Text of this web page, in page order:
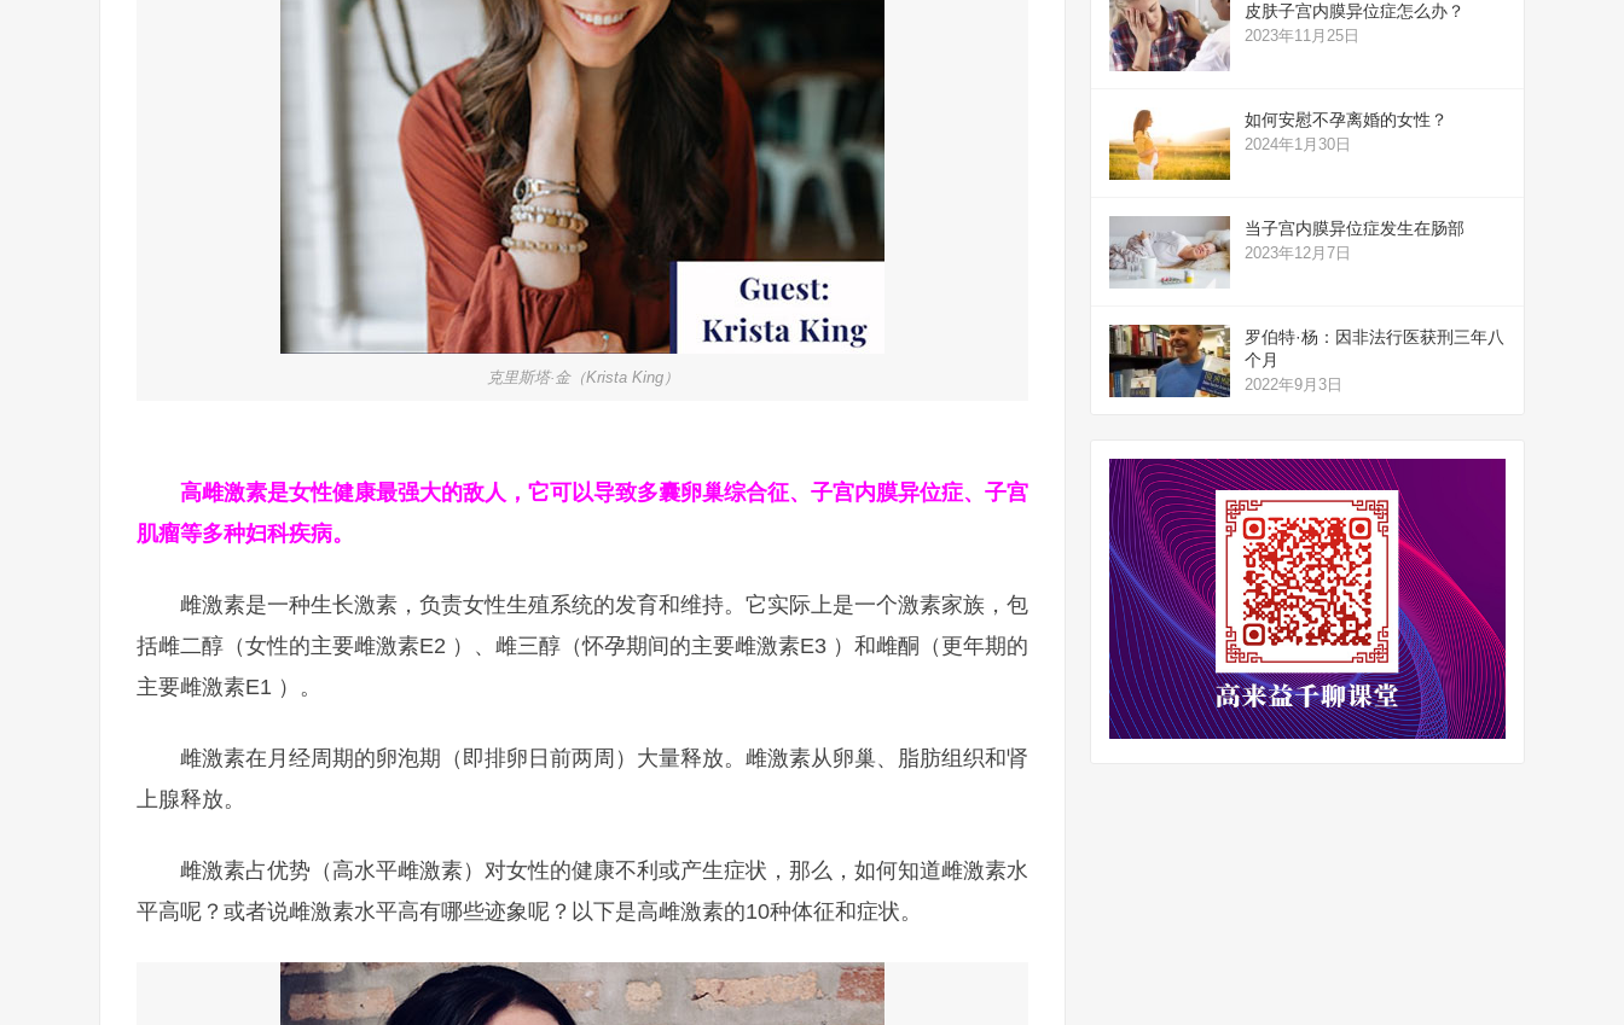
克里斯塔·金（Krista King）
高雌激素是女性健康最强大的敌人，它可以导致多囊卵巢综合征、子宫内膜异位症、子宫
肌瘤等多种妇科疾病。
雌激素是一种生长激素，负责女性生殖系统的发育和维持。它实际上是一个激素家族，包
括雌二醇（女性的主要雌激素E2 ）、雌三醇（怀孕期间的主要雌激素E3 ）和雌酮（更年期的
主要雌激素E1 ）。
雌激素在月经周期的卵泡期（即排卵日前两周）大量释放。雌激素从卵巢、脂肪组织和肾
上腺释放。
雌激素占优势（高水平雌激素）对女性的健康不利或产生症状，那么，如何知道雌激素水
平高呢？或者说雌激素水平高有哪些迹象呢？以下是高雌激素的10种体征和症状。
皮肤子宫内膜异位症怎么办？
2023年11月25日
如何安慰不孕离婚的女性？
2024年1月30日
当子宫内膜异位症发生在肠部
2023年12月7日
罗伯特·杨：因非法行医获刑三年八
个月
2022年9月3日